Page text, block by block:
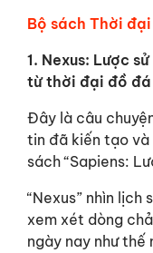
Bộ sách Thời
1. Nexus: Lược
từ thời đại đồ
Đây là câu
tin đã kiến tạo
sách “Sapiens:
“Nexus” nhìn lịch
xem xét dòng
ngày nay như